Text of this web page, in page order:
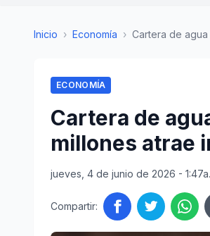
Inicio › Economía › Cartera de
ECONOMÍA
Cartera de
millones atrae
jueves, 4 de junio de 2026 -
Compartir: